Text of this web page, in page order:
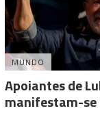
MUNDO
Apoiantes de
manifestam-se